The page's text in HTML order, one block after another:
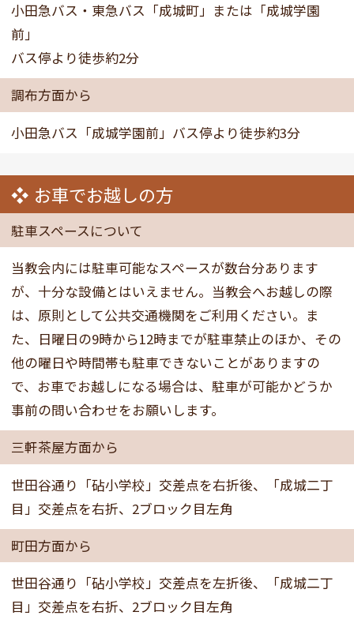
小田急バス・東急バス「成城町」または「成城学園
前」
バス停より徒歩約2分
調布方面から
小田急バス「成城学園前」バス停より徒歩約3分
お車でお越しの方
駐車スペースについて
当教会内には駐車可能なスペースが数台分あります
が、十分な設備とはいえません。当教会へお越しの際
は、原則として公共交通機関をご利用ください。ま
た、日曜日の9時から12時までが駐車禁止のほか、その
他の曜日や時間帯も駐車できないことがありますの
で、お車でお越しになる場合は、駐車が可能かどうか
事前の問い合わせをお願いします。
三軒茶屋方面から
世田谷通り「砧小学校」交差点を右折後、「成城二丁
目」交差点を右折、2ブロック目左角
町田方面から
世田谷通り「砧小学校」交差点を左折後、「成城二丁
目」交差点を右折、2ブロック目左角